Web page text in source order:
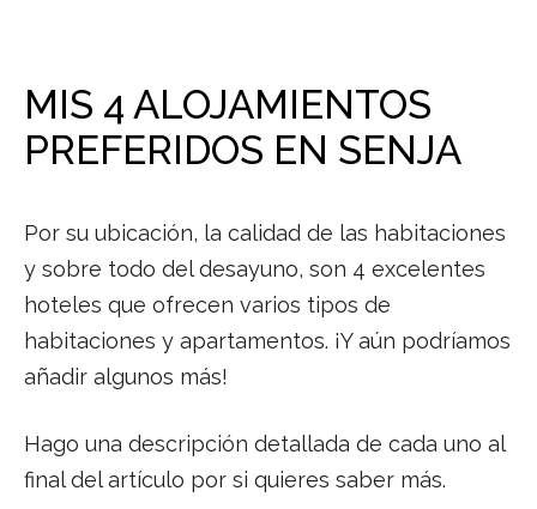
MIS 4 ALOJAMIENTOS
PREFERIDOS EN SENJA
Por su ubicación, la calidad de las habitaciones
y sobre todo del desayuno, son 4 excelentes
hoteles que ofrecen varios tipos de
habitaciones y apartamentos. ¡Y aún podríamos
añadir algunos más!
Hago una descripción detallada de cada uno al
final del artículo por si quieres saber más.